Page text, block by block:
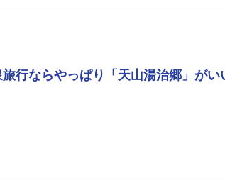
行ならやっぱり「天山湯治郷」がい